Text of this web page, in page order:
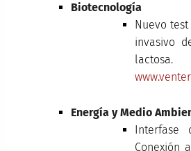
Biotecnología
Nuevo
invasivo
Energía y Medio
Conexión